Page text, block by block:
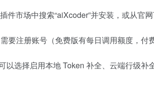
件市场中搜索“aiXcoder”并安装，或从官
要注册账号（免费版有每日调用额度，付
以选择启用本地 Token 补全、云端行级补